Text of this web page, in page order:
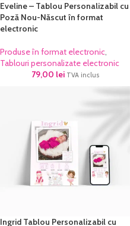
Eveline – Tablou Personalizabil cu
Poză Nou-Născut în format
electronic
Produse în format electronic,
Tablouri personalizate electronic
79,00 lei TVA inclus
Ingrid Tablou Personalizabil cu